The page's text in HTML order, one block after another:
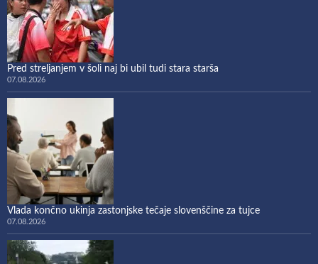
Pred streljanjem v šoli naj bi ubil tudi stara starša
07.08.2026
Vlada končno ukinja zastonjske tečaje slovenščine za tujce
07.08.2026